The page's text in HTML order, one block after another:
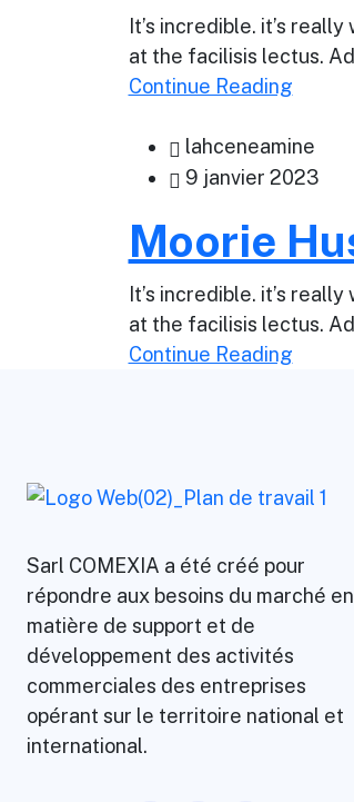
It’s incredible. it’s
at the facilisis lectus.
Continue Reading
lahceneamine
9 janvier 2023
Moorie
It’s incredible. it’s
at the facilisis lectus.
Continue Reading
Sarl COMEXIA a été créé pour
répondre aux besoins du marché en
matière de support et de
développement des activités
commerciales des entreprises
opérant sur le territoire national et
international.